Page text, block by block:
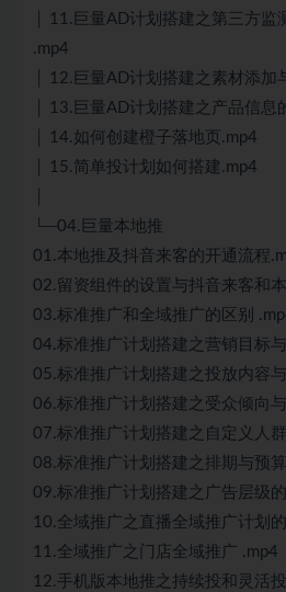
│ 11.巨量AD计划搭建之第三方监
.mp4
│ 12.巨量AD计划搭建之素材添加
│ 13.巨量AD计划搭建之产品信息
│ 14.如何创建橙子落地页.mp4
│ 15.简单投计划如何搭建.mp4
└─04.巨量本地推
01.本地推及抖音来客的开通流程
02.留资组件的设置与抖音来客和
03.标准推广和全域推广的区别
04.标准推广计划搭建之营销目标
05.标准推广计划搭建之投放内容
06.标准推广计划搭建之受众倾向
07.标准推广计划搭建之自定义人
08.标准推广计划搭建之排期与预
09.标准推广计划搭建之广告层级
10.全域推广之直播全域推广计划
11.全域推广之门店全域推广 .mp4
12.手机版本地推之持续投和灵活